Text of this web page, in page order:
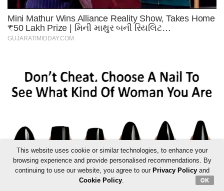
This website uses cookie or similar technologies, to enhance your
browsing experience and provide personalised recommendations. By
continuing to use our website, you agree to our Privacy Policyand
Cookie Policy. OK